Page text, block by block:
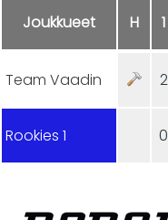
Joukkueet H 1
Team Vaadin 2
Rookies 1 0